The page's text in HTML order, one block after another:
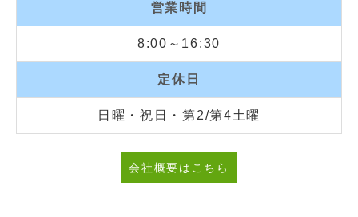
営業時間
8:00～16:30
定休日
日曜・祝日・第2/第4土曜
会社概要はこちら